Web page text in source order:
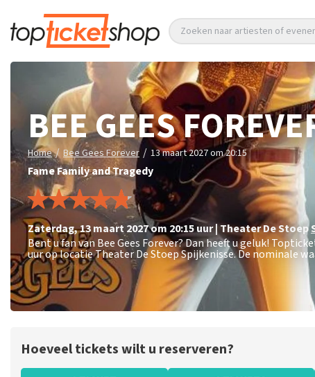
Zoeken naar artiesten of
BEE GEES
Home / Bee Gees Forever / 13 maart 2027 om 20:15
Fame Family and Tragedy
zaterdag,13 maart 2027 om 20:15uur|Theater De Stoep
Bent u fan van Bee Gees Forever? Dan heeft u geluk!
uur op locatie Theater De Stoep Spijkenisse. De nominale
Hoeveel tickets wilt u reserveren?